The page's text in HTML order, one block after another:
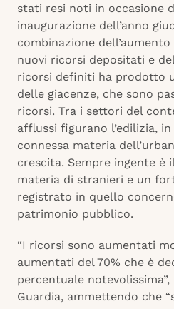
stati resi noti in occasione
inaugurazione dell’anno
combinazione
nuovi ricorsi depositati e
ricorsi definiti ha prodotto
delle giacenze, che sono
ricorsi. Tra i settori del
afflussi figurano l’edilizia,
connessa materia
crescita. Sempre ingente è
materia di stranieri e un
registrato in quello
patrimonio pubblico.
“I ricorsi sono aumentati
aumentati del 70% che è
percentuale
Guardia, ammettendo che